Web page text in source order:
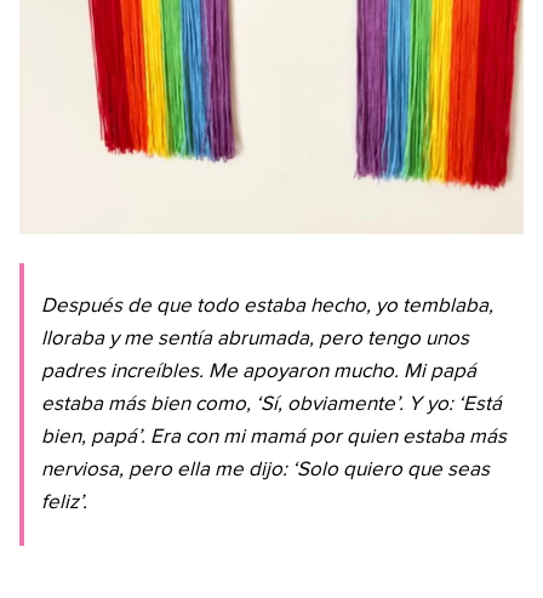
Después de que todo estaba hecho, yo temblaba,
lloraba y me sentía abrumada, pero tengo unos
padres increíbles. Me apoyaron mucho. Mi papá
estaba más bien como, ‘Sí, obviamente’. Y yo: ‘Está
bien, papá’. Era con mi mamá por quien estaba más
nerviosa, pero ella me dijo: ‘Solo quiero que seas
feliz’.